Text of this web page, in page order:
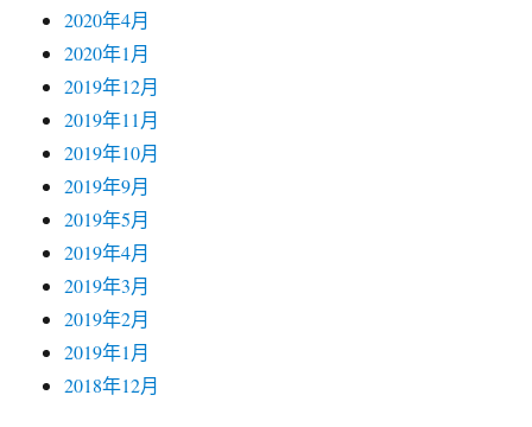
2020年4月
2020年1月
2019年12月
2019年11月
2019年10月
2019年9月
2019年5月
2019年4月
2019年3月
2019年2月
2019年1月
2018年12月